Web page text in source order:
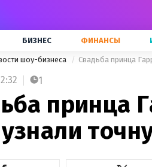
БИЗНЕС ФИНАНСЫ
шоу-бизнеса Свадьба принца
1
принца